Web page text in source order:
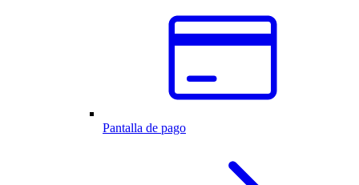
Pantalla de pago